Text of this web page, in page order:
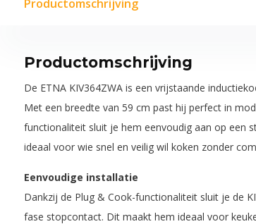
Productomschrijving
Productomschrijving
De ETNA KIV364ZWA is een vrijstaande
Met een breedte van 59 cm past hij perfect in
functionaliteit sluit je hem eenvoudig aan op een
ideaal voor wie snel en veilig wil koken zonder
Eenvoudige installatie
Dankzij de Plug & Cook-functionaliteit sluit je de
fase stopcontact. Dit maakt hem ideaal voor